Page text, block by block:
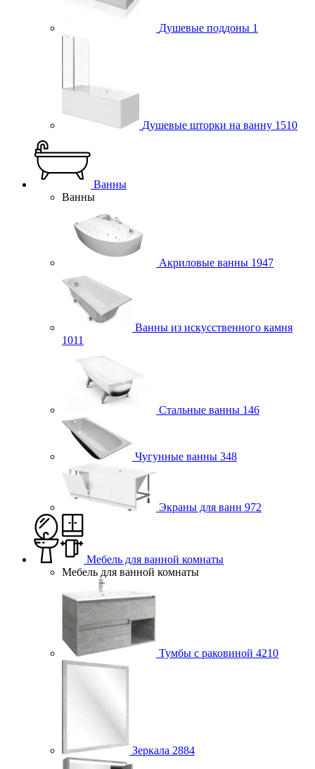
Душевые поддоны 1
Душевые шторки на ванну 1510
Ванны
Ванны
Акриловые ванны 1947
Ванны из искусственного камня
1011
Стальные ванны 146
Чугунные ванны 348
Экраны для ванн 972
Мебель для ванной комнаты
Мебель для ванной комнаты
Тумбы с раковиной 4210
Зеркала 2884